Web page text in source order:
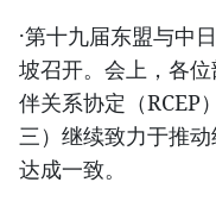
·第十九届东盟与中
坡召开。会上，各
伴关系协定（RCEP
三）继续致力于推
达成一致。